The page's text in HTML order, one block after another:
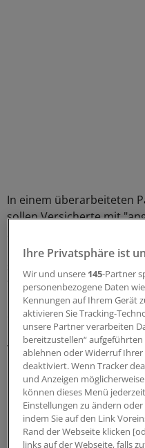
In einem überarbeiteten
sollen Versicherte mit
Erkrankungen, die ohne
führen, künftig einen
notwendige bilanzierte
erhalten. Dies soll dann
Maßnahmen nicht
Versicherte mit
Fähigkeit zur
Kassenverbands-
"verminten Sumpf"
Ihre Privatsphäre ist
Wir und unsere 145-Partner
personenbezogene Daten
Kennungen auf Ihrem Gerät
aktivieren Sie Tracking-
unsere Partner verarbeiten
bereitzustellen“
ablehnen oder Widerruf
deaktiviert. Wenn Tracker
und Anzeigen
können dieses Menü
Einstellungen zu ändern
indem Sie auf den Link
Rand der Webseite klicken
links auf der Webseite, falls